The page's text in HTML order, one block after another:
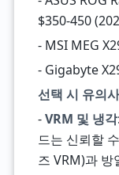
$350-450
- MSI MEG
- Gigabyte
선택 시 유의
-VRM 및 냉각
드는 신뢰할
즈 VRM)과 방